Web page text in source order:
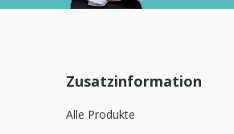
Zusatzinformation
Alle Produkte